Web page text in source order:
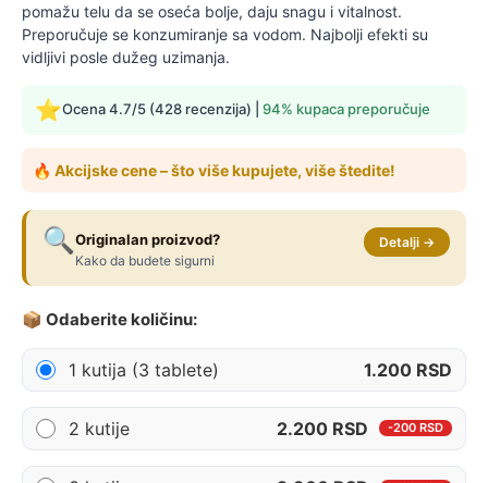
pomažu telu da se oseća bolje, daju snagu i vitalnost.
Preporučuje se konzumiranje sa vodom. Najbolji efekti su
vidljivi posle dužeg uzimanja.
⭐Ocena 4.7/5 (428 recenzija) | 94% kupaca preporučuje
🔥 Akcijske cene – što više kupujete, više štedite!
🔍 Originalan proizvod?
Kako da budete sigurni
Detalji →
📦 Odaberite količinu:
1 kutija (3 tablete) 1.200 RSD
2 kutije 2.200 RSD -200 RSD